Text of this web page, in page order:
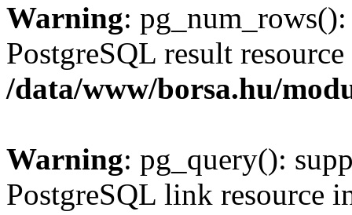
Warning:
PostgreSQL result
/data/www/borsa.hu/
Warning: pg_query():
PostgreSQL link resource